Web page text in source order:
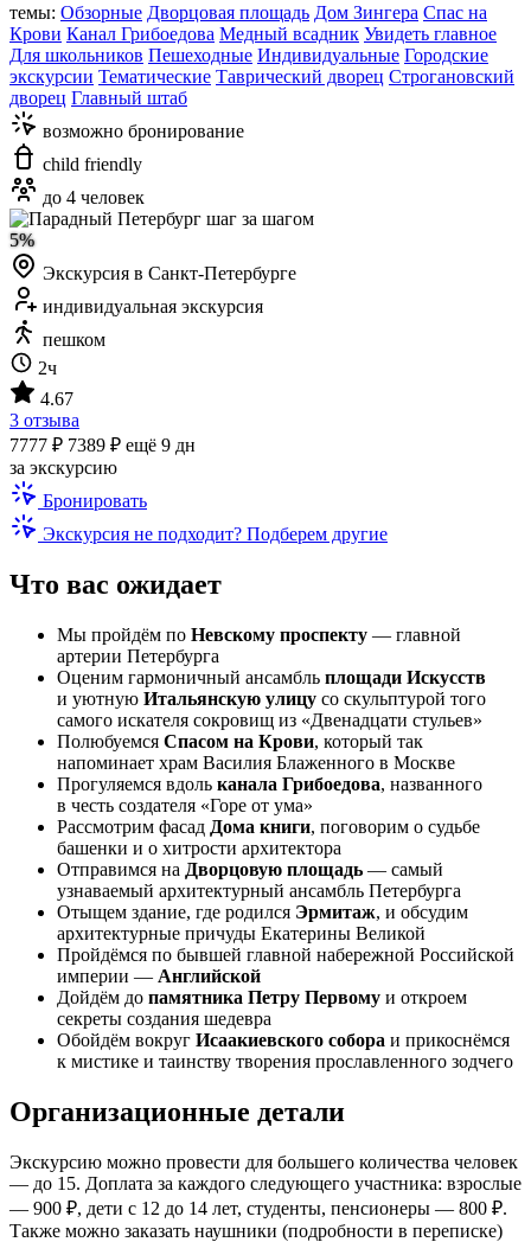
темы: Обзорные Дворцовая площадь Дом Зингера Спас на
Крови Канал Грибоедова Медный всадник Увидеть главное
Для школьников Пешеходные Индивидуальные Городские
экскурсии Тематические Таврический дворец Строгановский
дворец Главный штаб
возможно бронирование
child friendly
до 4 человек
5%
Экскурсия в Санкт-Петербурге
индивидуальная экскурсия
пешком
2ч
4.67
3 отзыва
7777 ₽ 7389 ₽ ещё 9 дн
за экскурсию
Бронировать
Экскурсия не подходит? Подберем другие
Что вас ожидает
Мы пройдём по Невскому проспекту — главной
артерии Петербурга
Оценим гармоничный ансамбль площади Искусств
и уютную Итальянскую улицу со скульптурой того
самого искателя сокровищ из «Двенадцати стульев»
Полюбуемся Спасом на Крови, который так
напоминает храм Василия Блаженного в Москве
Прогуляемся вдоль канала Грибоедова, названного
в честь создателя «Горе от ума»
Рассмотрим фасад Дома книги, поговорим о судьбе
башенки и о хитрости архитектора
Отправимся на Дворцовую площадь — самый
узнаваемый архитектурный ансамбль Петербурга
Отыщем здание, где родился Эрмитаж, и обсудим
архитектурные причуды Екатерины Великой
Пройдёмся по бывшей главной набережной Российской
империи — Английской
Дойдём до памятника Петру Первому и откроем
секреты создания шедевра
Обойдём вокруг Исаакиевского собора и прикоснёмся
к мистике и таинству творения прославленного зодчего
Организационные детали
Экскурсию можно провести для большего количества человек
— до 15. Доплата за каждого следующего участника: взрослые
— 900 ₽, дети с 12 до 14 лет, студенты, пенсионеры — 800 ₽.
Также можно заказать наушники (подробности в переписке)